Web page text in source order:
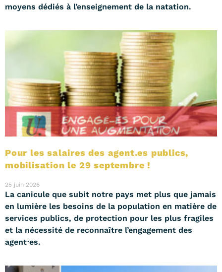
moyens dédiés à l’enseignement de la natation.
Pour les salaires des agent.es publics,
mobilisation le 29 septembre !
25 juin 2026
La canicule que subit notre pays met plus que jamais
en lumière les besoins de la population en matière de
services publics, de protection pour les plus fragiles
et la nécessité de reconnaître l’engagement des
agent⋅es.